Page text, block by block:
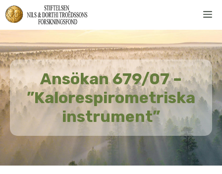
Hoppa
till
innehåll
Ansökan 679/07 –
”Kalorespirometriska
instrument”